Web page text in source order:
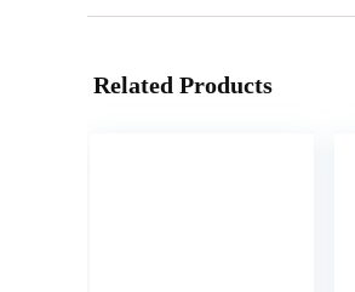
Related Products